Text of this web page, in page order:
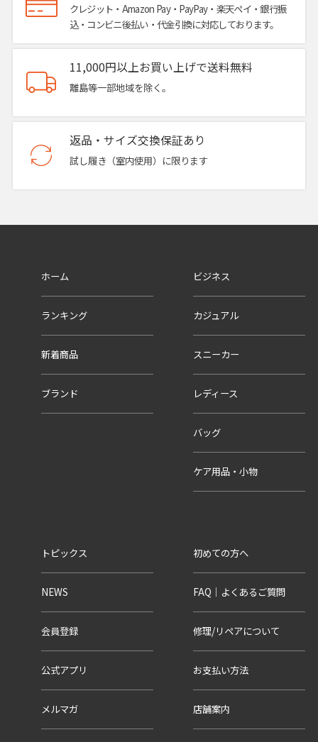
クレジット・Amazon Pay・PayPay・楽天ペイ・銀行振
込・コンビニ後払い・代金引換に対応しております。
11,000円以上お買い上げで送料無料
離島等一部地域を除く。
返品・サイズ交換保証あり
試し履き（室内使用）に限ります
ホーム
ランキング
新着商品
ブランド
ビジネス
カジュアル
スニーカー
レディース
バッグ
ケア用品・小物
トピックス
NEWS
会員登録
公式アプリ
メルマガ
初めての方へ
FAQ｜よくあるご質問
修理/リペアについて
お支払い方法
店舗案内